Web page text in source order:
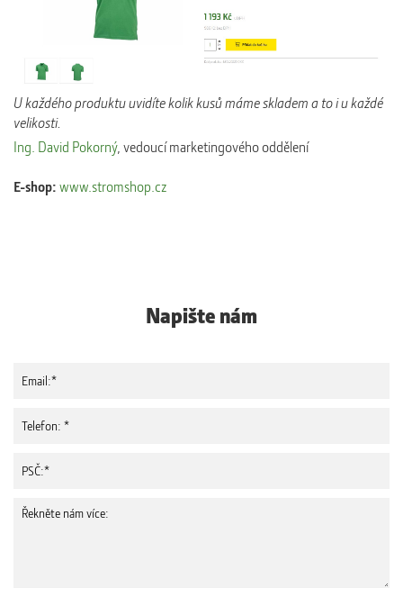
U každého produktu uvidíte kolik kusů máme skladem a to i u každé
velikosti.
Ing. David Pokorný, vedoucí marketingového oddělení
E-shop: www.stromshop.cz
Napište nám